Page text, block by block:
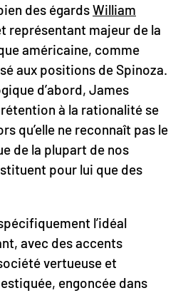
des égardsWilliam
représentant majeur de la
américaine, comme
aux positions de Spinoza.
d’abord, James
à la rationalité se
qu’elle ne reconnaît pas le
de la plupart de nos
pour lui que des
l’idéal
avec des accents
vertueuse et
engoncée dans